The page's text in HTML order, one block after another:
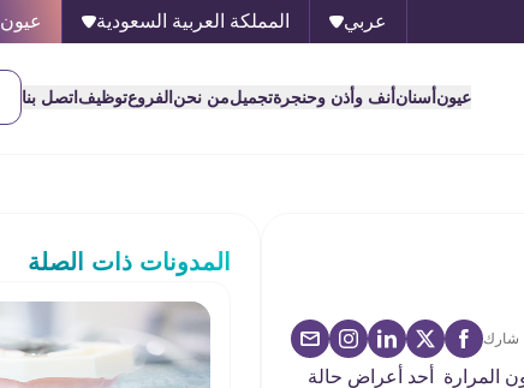
عربي المملكة العربية السعودية عيون
عيون أسنان أنف وأذن وحنجرةتجميلمن نحن الفروعتوظيف اتصل بنا
شارك
المرارة أحد أعراض حالة
المدونات ذات الصلة